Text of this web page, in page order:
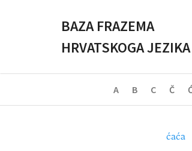
BAZA FRAZEMA
HRVATSKOGA JEZIKA
A B C Č
ćaća